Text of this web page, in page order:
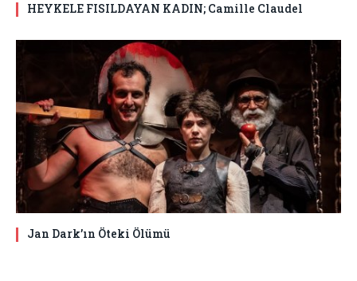
HEYKELE FISILDAYAN KADIN; Camille Claudel
Jan Dark’ın Öteki Ölümü